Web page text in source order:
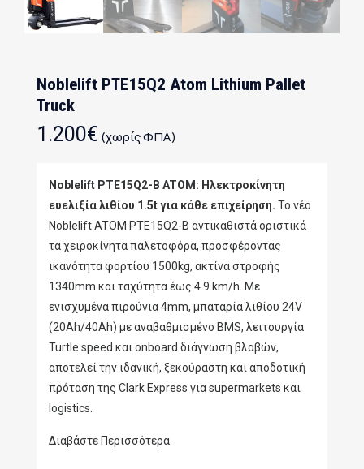
Noblelift PTE15Q2 Atom Lithium Pallet
Truck
1.200€ (χωρίς ΦΠΑ)
Noblelift PTE15Q2-B ATOM: Ηλεκτροκίνητη
ευελιξία λιθίου 1.5t για κάθε επιχείρηση. Το νέο
Noblelift ATOM PTE15Q2-B αντικαθιστά οριστικά
τα χειροκίνητα παλετοφόρα, προσφέροντας
ικανότητα φορτίου 1500kg, ακτίνα στροφής
1340mm και ταχύτητα έως 4.9 km/h. Με
ενισχυμένα πιρούνια 4mm, μπαταρία λιθίου 24V
(20Ah/40Ah) με αναβαθμισμένο BMS, λειτουργία
Turtle speed και onboard διάγνωση βλαβών,
αποτελεί την ιδανική, ξεκούραστη και αποδοτική
πρόταση της Clark Express για supermarkets και
logistics.
Διαβάστε Περισσότερα